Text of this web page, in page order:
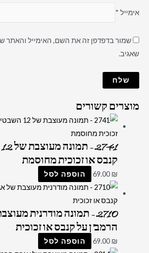
אימייל *
שמור בדפדפן זה את השם, האימייל והאתר
שאגיב.
מוצרים קשורים
קנבס או זכוכית מחוסמת
69.00 ₪ הוספה לסל
2710 – תמונה מודרנית
הרמב"ן על קנבס או זכוכית
69.00 ₪ הוספה לסל